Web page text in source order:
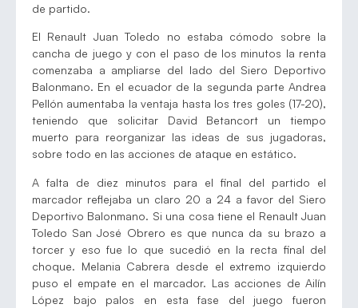
de partido.
El Renault Juan Toledo no estaba cómodo sobre la
cancha de juego y con el paso de los minutos la renta
comenzaba a ampliarse del lado del Siero Deportivo
Balonmano. En el ecuador de la segunda parte Andrea
Pellón aumentaba la ventaja hasta los tres goles (17-20),
teniendo que solicitar David Betancort un tiempo
muerto para reorganizar las ideas de sus jugadoras,
sobre todo en las acciones de ataque en estático.
A falta de diez minutos para el final del partido el
marcador reflejaba un claro 20 a 24 a favor del Siero
Deportivo Balonmano. Si una cosa tiene el Renault Juan
Toledo San José Obrero es que nunca da su brazo a
torcer y eso fue lo que sucedió en la recta final del
choque. Melania Cabrera desde el extremo izquierdo
puso el empate en el marcador. Las acciones de Ailín
López bajo palos en esta fase del juego fueron